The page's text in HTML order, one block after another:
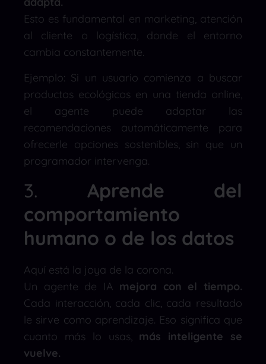
Esto es fundamental en marketing, atención
al cliente o logística, donde el entorno
cambia constantemente.
Ejemplo: Si un usuario comienza a buscar
productos ecológicos en una tienda online,
el agente puede adaptar las
recomendaciones automáticamente para
ofrecerle opciones sostenibles, sin que un
programador intervenga.
3. Aprende del
comportamiento
humano o de los datos
Aquí está la joya de la corona.
Un agente de IA mejora con el tiempo.
Cada interacción, cada clic, cada resultado
le sirve como aprendizaje. Eso significa que
cuanto más lo usas, más inteligente se
vuelve.